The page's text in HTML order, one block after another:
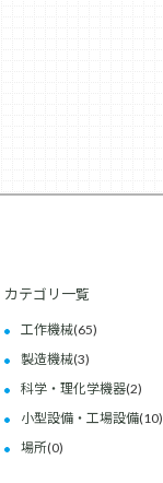
カテゴリ一覧
工作機械(65)
製造機械(3)
科学・理化学機器(2)
小型設備・工場設備(10)
場所(0)